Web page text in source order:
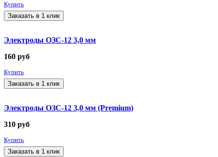
Купить
Заказать в 1 клик
Электроды ОЗС-12 3,0 мм
160 руб
Купить
Заказать в 1 клик
Электроды ОЗС-12 3,0 мм (Premium)
310 руб
Купить
Заказать в 1 клик